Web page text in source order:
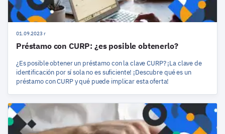
01.09.2023 r
Préstamo con CURP: ¿es posible obtenerlo?
¿Es posible obtener un préstamo con la clave CURP? ¡La clave de
identificación por sí sola no es suficiente! ¡Descubre qué es un
préstamo con CURP y qué puede implicar esta oferta!